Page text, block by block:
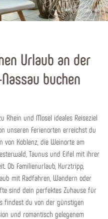
© Hotel Bad Emser Hof
Urlaub an der
buchen
Rhein und Mosel ideales Reiseziel
unseren Ferienorten erreichst du
Koblenz, die Weinorte am
Taunus und Eifel mit ihrer
Ob Familienurlaub, Kurztripp,
mit Radfahren, Wandern oder
sind dein perfektes Zuhause für
findest du von der günstigen
und romantisch gelegenem